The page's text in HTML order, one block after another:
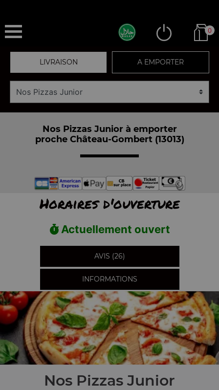
0
LIVRAISON A EMPORTER
Nos Pizzas Junior à emporter
proche Château-Gombert (13013)
Horaires d'ouverture
Actuellement ouvert
AVIS (26)
INFORMATIONS
Nos Pizzas Junior